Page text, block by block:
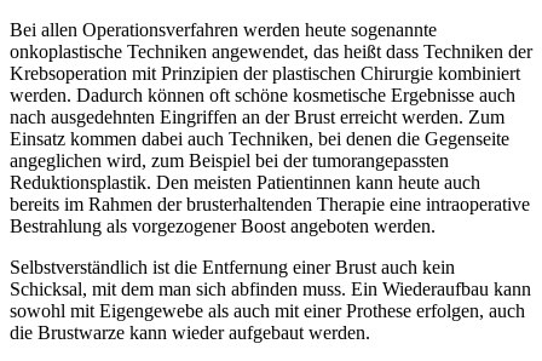
Bei allen Operationsverfahren werden heute sogenannte
onkoplastische Techniken angewendet, das heißt dass Techniken der
Krebsoperation mit Prinzipien der plastischen Chirurgie kombiniert
werden. Dadurch können oft schöne kosmetische Ergebnisse auch
nach ausgedehnten Eingriffen an der Brust erreicht werden. Zum
Einsatz kommen dabei auch Techniken, bei denen die Gegenseite
angeglichen wird, zum Beispiel bei der tumorangepassten
Reduktionsplastik. Den meisten Patientinnen kann heute auch
bereits im Rahmen der brusterhaltenden Therapie eine intraoperative
Bestrahlung als vorgezogener Boost angeboten werden.
Selbstverständlich ist die Entfernung einer Brust auch kein
Schicksal, mit dem man sich abfinden muss. Ein Wiederaufbau kann
sowohl mit Eigengewebe als auch mit einer Prothese erfolgen, auch
die Brustwarze kann wieder aufgebaut werden.